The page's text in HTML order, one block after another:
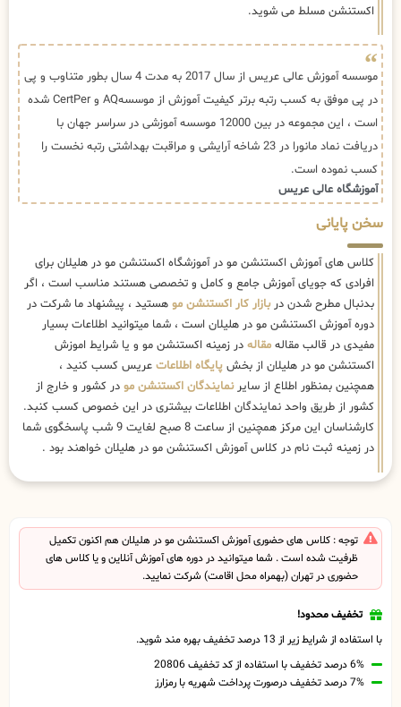
اکستنشن مسلط می شوید.
موسسه آموزش عالی عریس از سال 2017 به مدت 4 سال بطور متناوب و پی
در پی موفق به کسب رتبه برتر کیفیت آموزش از موسسهAQ و CertPer شده
است ، این مجموعه در بین 12000 موسسه آموزشی در سراسر جهان با
دریافت نماد مانورا در 23 شاخه آرایشی و مراقبت بهداشتی رتبه نخست را
کسب نموده است.
آموزشگاه عالی عریس
سخن پایانی
کلاس های آموزش اکستنشن مو در آموزشگاه اکستنشن مو در هلیلان برای
افرادی که جویای آموزش جامع و کامل و تخصصی هستند مناسب است ، اگر
بدنبال مطرح شدن دربازار کار اکستنشن مو هستید ، پیشنهاد ما شرکت در
دوره آموزش اکستنشن مو در هلیلان است ، شما میتوانید اطلاعات بسیار
مفیدی در قالب مقاله مقاله در زمینه اکستنشن مو و یا شرایط اموزش
اکستنشن مو در هلیلان از بخش پایگاه اطلاعات عریس کسب کنید ،
همچنین بمنظور اطلاع از سایرنمایندگان اکستنشن مو در کشور و خارج از
کشور از طریق واحد نمایندگان اطلاعات بیشتری در این خصوص کسب کنبد.
کارشناسان این مرکز همچنین از ساعت 8 صبح لغایت 9 شب پاسخگوی شما
در زمینه ثبت نام در کلاس آموزش اکستنشن مو در هلیلان خواهند بود .
توجه : کلاس های حضوری آموزش اکستنشن مو در هلیلان هم اکنون تکمیل
ظرفیت شده است . شما میتوانید در دوره های آموزش آنلاین و یا کلاس های
حضوری در تهران (بهمراه محل اقامت) شرکت نمایید.
تخفیف محدود!
با استفاده از شرایط زیر از 13 درصد تخفیف بهره مند شوید.
6% درصد تخفیف با استفاده از کد تخفیف 20806
7% درصد تخفیف درصورت پرداخت شهریه با رمزارز